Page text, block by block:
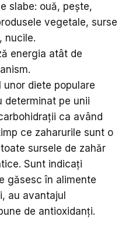
slabe: ouă, pește,
vegetale, surse
nucile.
energia atât de
diete populare
determinat pe unii
ca având
ce zaharurile sunt o
sursele de zahăr
Sunt indicați
găsesc în alimente
au avantajul
de antioxidanți.